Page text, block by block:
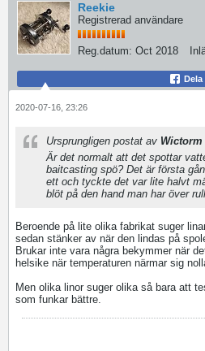
Reekie
Registrerad användare
Reg.datum: Oct 2018
Dela
2020-07-16, 23:26
Ursprungligen postat av Wictorm
Är det normalt att det spottar
baitcasting spö? Det är första
ett och tyckte det var lite halvt
blöt på den hand man har över
Beroende på lite olika fabrikat suger
sedan stänker av när den lindas på
Brukar inte vara några bekymmer när
helsike när temperaturen närmar sig
Men olika linor suger olika så bara att
som funkar bättre.